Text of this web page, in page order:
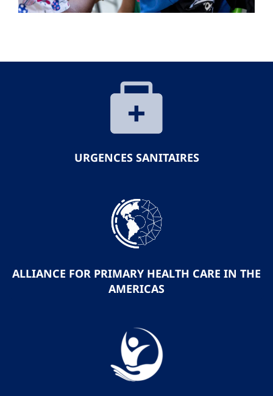
URGENCES SANITAIRES
ALLIANCE FOR PRIMARY HEALTH CARE IN THE
AMERICAS